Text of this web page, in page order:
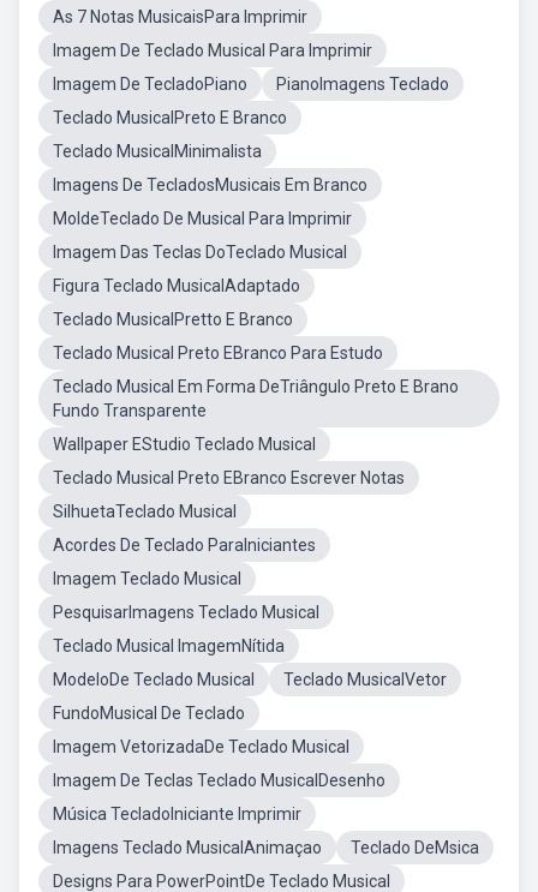
As 7 Notas MusicaisPara Imprimir
Imagem De Teclado Musical Para Imprimir
Imagem De TecladoPiano
PianoImagens Teclado
Teclado MusicalPreto E Branco
Teclado MusicalMinimalista
Imagens De TecladosMusicais Em Branco
MoldeTeclado De Musical Para Imprimir
Imagem Das Teclas DoTeclado Musical
Figura Teclado MusicalAdaptado
Teclado MusicalPretto E Branco
Teclado Musical Preto EBranco Para Estudo
Teclado Musical Em Forma DeTriângulo Preto E Brano
Fundo Transparente
Wallpaper EStudio Teclado Musical
Teclado Musical Preto EBranco Escrever Notas
SilhuetaTeclado Musical
Acordes De Teclado ParaIniciantes
Imagem Teclado Musical
PesquisarImagens Teclado Musical
Teclado Musical ImagemNítida
ModeloDe Teclado Musical
Teclado MusicalVetor
FundoMusical De Teclado
Imagem VetorizadaDe Teclado Musical
Imagem De Teclas Teclado MusicalDesenho
Música TecladoIniciante Imprimir
Imagens Teclado MusicalAnimaçao
Teclado DeMsica
Designs Para PowerPointDe Teclado Musical